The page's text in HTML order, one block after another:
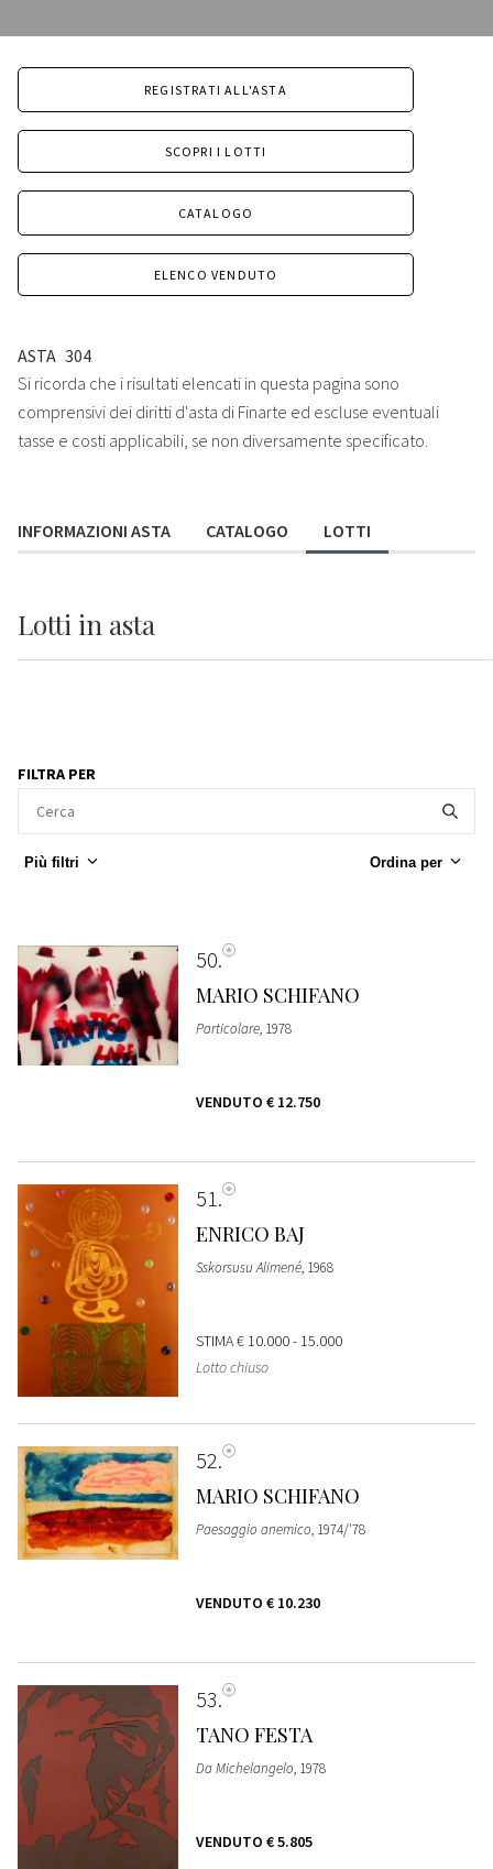
REGISTRATI ALL'ASTA
SCOPRI I LOTTI
CATALOGO
ELENCO VENDUTO
ASTA 304
Si ricorda che i risultati elencati in questa pagina sono
comprensivi dei diritti d'asta di Finarte ed escluse eventuali
tasse e costi applicabili, se non diversamente specificato.
INFORMAZIONI ASTA CATALOGO LOTTI
Lotti in asta
FILTRA PER
Più filtri Ordina per
50
MARIO SCHIFANO
Particolare, 1978
VENDUTO € 12.750
51
ENRICO BAJ
Sskorsusu Alimené, 1968
STIMA€ 10.000 - 15.000
Lotto chiuso
52
MARIO SCHIFANO
Paesaggio anemico, 1974/'78
VENDUTO € 10.230
53
TANO FESTA
Da Michelangelo, 1978
VENDUTO € 5.805